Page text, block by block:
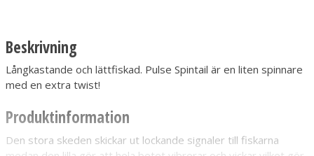
Beskrivning
Långkastande och lättfiskad. Pulse Spintail är en liten spinnare
med en extra twist!
Produktinformation
Den stora skeden skickar ut lockande signaler till fiskarna